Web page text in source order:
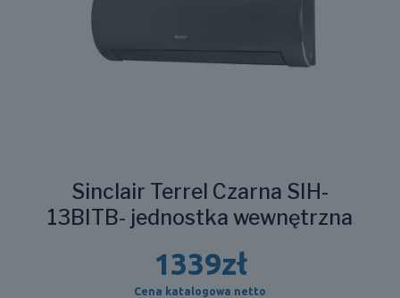
Sinclair Terrel Czarna SIH-
13BITB- jednostka wewnętrzna
1339zł
Cena katalogowa netto